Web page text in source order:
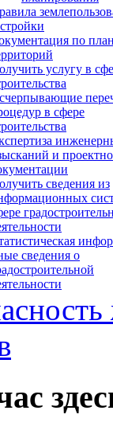
по
услугу в
в сфере
и
сведения из
сведения о